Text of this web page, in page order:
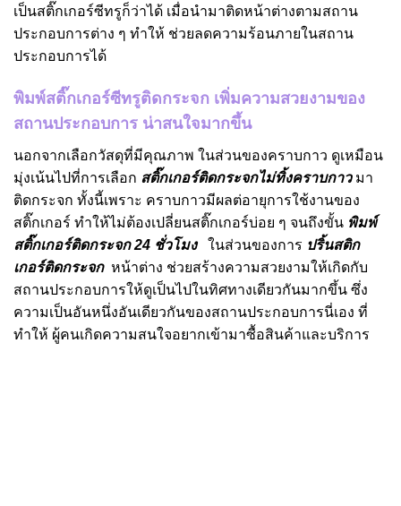
เป็นสติ๊กเกอร์ซีทรูก็ว่าได้ เมื่อนำมาติดหน้าต่างตามสถาน
ประกอบการต่าง ๆ ทำให้ ช่วยลดความร้อนภายในสถาน
ประกอบการได้
พิมพ์สติ๊กเกอร์ซีทรูติดกระจก เพิ่มความสวยงามของ
สถานประกอบการ น่าสนใจมากขึ้น
นอกจากเลือกวัสดุที่มีคุณภาพ ในส่วนของคราบกาว ดูเหมือน
มุ่งเน้นไปที่การเลือก สติ๊กเกอร์ติดกระจกไม่ทิ้งคราบกาว มา
ติดกระจก ทั้งนี้เพราะ คราบกาวมีผลต่อายุการใช้งานของ
สติ๊กเกอร์ ทำให้ไม่ต้องเปลี่ยนสติ๊กเกอร์บ่อย ๆ จนถึงขั้น พิมพ์
สติ๊กเกอร์ติดกระจก 24 ชั่วโมง
ในส่วนของการ ปริ้นสติก
เกอร์ติดกระจก หน้าต่าง ช่วยสร้างความสวยงามให้เกิดกับ
สถานประกอบการให้ดูเป็นไปในทิศทางเดียวกันมากขึ้น ซึ่ง
ความเป็นอันหนึ่งอันเดียวกันของสถานประกอบการนี่เอง ที่
ทำให้ ผู้คนเกิดความสนใจอยากเข้ามาซื้อสินค้าและบริการ